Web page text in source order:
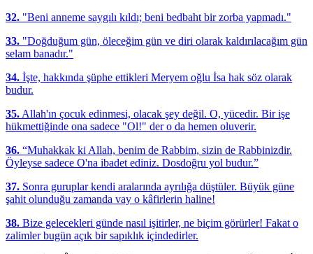
32. "Beni anneme saygılı kıldı; beni bedbaht bir zorba yapmadı."
33. "Doğduğum gün, öleceğim gün ve diri olarak kaldırılacağım gün
selam banadır."
34. İşte, hakkında şüphe ettikleri Meryem oğlu İsa hak söz olarak
budur.
35. Allah'ın çocuk edinmesi, olacak şey değil. O, yücedir. Bir işe
hükmettiğinde ona sadece "Ol!" der o da hemen oluverir.
36. “Muhakkak ki Allah, benim de Rabbim, sizin de Rabbinizdir.
Öyleyse sadece O'na ibadet ediniz. Dosdoğru yol budur.”
37. Sonra guruplar kendi aralarında ayrılığa düştüler. Büyük güne
şahit olunduğu zamanda vay o kâfirlerin haline!
38. Bize gelecekleri günde nasıl işitirler, ne biçim görürler! Fakat o
zalimler bugün açık bir sapıklık içindedirler.